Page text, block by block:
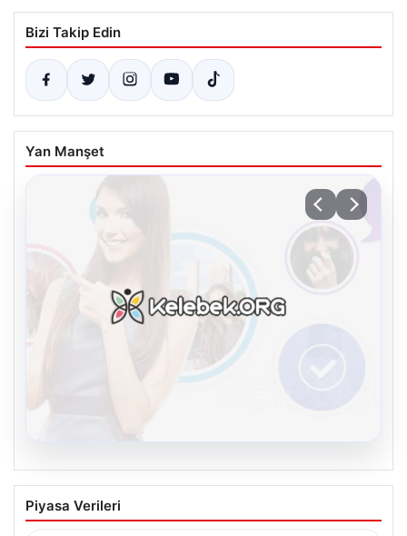
Bizi Takip Edin
Yan Manşet
Kelebek chat adresi İle Çevrim içi
İletişimin Güvenli Adresi Ve Sohbet
Piyasa Verileri